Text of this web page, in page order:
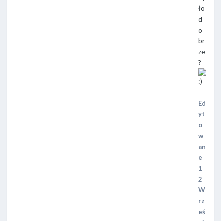
ło
d
o
br
ze
?
Ed
yt
o
w
an
e
1
2
W
rz
eś